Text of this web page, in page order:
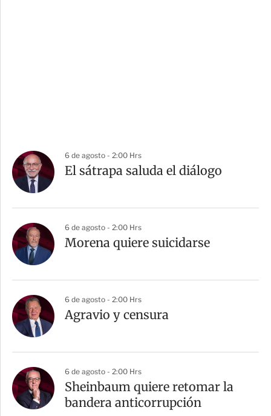
6 de agosto - 2:00 Hrs
El sátrapa saluda el diálogo
6 de agosto - 2:00 Hrs
Morena quiere suicidarse
6 de agosto - 2:00 Hrs
Agravio y censura
6 de agosto - 2:00 Hrs
Sheinbaum quiere retomar la
bandera anticorrupción